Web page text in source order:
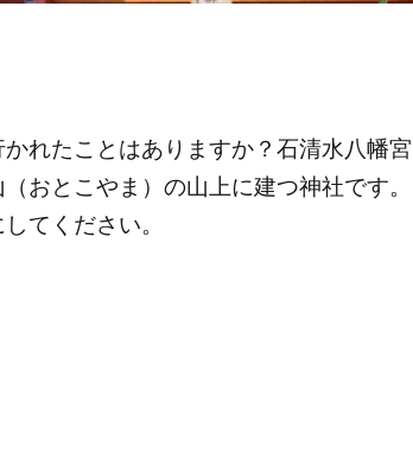
れたことはありますか？石清水八幡宮
おとこやま）の山上に建つ神社です。
てください。